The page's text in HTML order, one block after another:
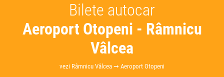
Bilete autocar
Aeroport Otopeni - Râmnicu
Vâlcea
vezi Râmnicu Vâlcea ➞ Aeroport Otopeni